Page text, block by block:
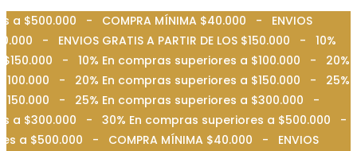
a $500.000 - COMPRA MÍNIMA $40.000 - ENVIOS
- ENVIOS GRATIS A PARTIR DE LOS $150.000 - 10%
$150.000 - 10% En compras superiores a $100.000 - 20%
$100.000 - 20% En compras superiores a $150.000 - 25%
$150.000 - 25% En compras superiores a $300.000 -
a $300.000 - 30% En compras superiores a $500.000 -
a $500.000 - COMPRA MÍNIMA $40.000 - ENVIOS